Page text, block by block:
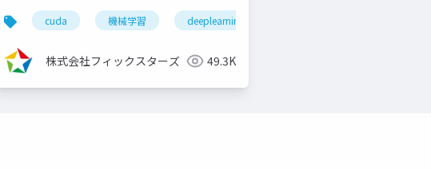
高速化シリーズ
（2024/8/7)
cuda 機械学習 deeplearning
株式会社フィックスターズ 49.3K